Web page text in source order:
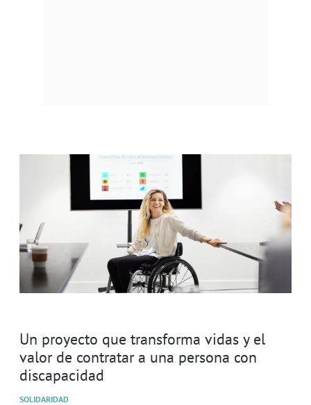
Un proyecto que transforma vidas y el
valor de contratar a una persona con
discapacidad
SOLIDARIDAD